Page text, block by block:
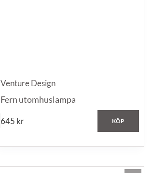
Venture Design
Fern utomhuslampa
645 kr KÖP